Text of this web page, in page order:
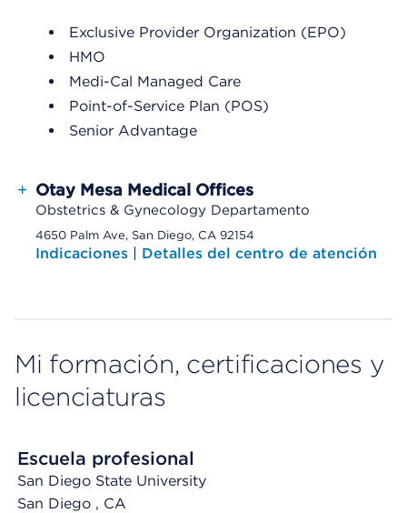
Exclusive Provider Organization (EPO)
HMO
Medi-Cal Managed Care
Point-of-Service Plan (POS)
Senior Advantage
+ Otay Mesa Medical Offices
Obstetrics & Gynecology Departamento
4650 Palm Ave, San Diego, CA 92154
Indicaciones | Detalles del centro de atención
Mi formación, certificaciones y
licenciaturas
Escuela profesional
San Diego State University
San Diego , CA